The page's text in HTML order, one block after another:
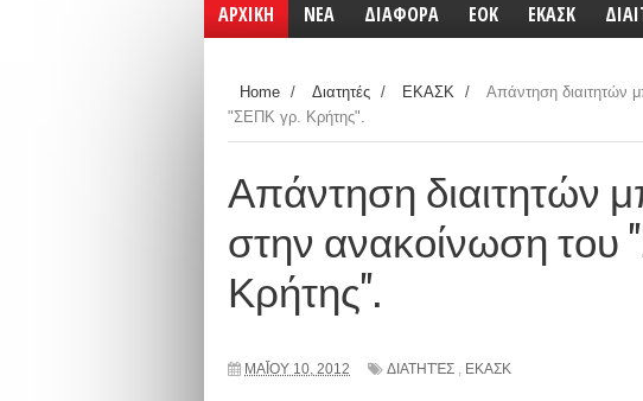
ΑΡΧΙΚΗ ΝΕΑ ΔΙΑΦΟΡΑ ΕΟΚ ΕΚΑΣΚ
Home / Διατητές / ΕΚΑΣΚ /
Απάντηση διαιτητών
"ΣΕΠΚ γρ. Κρήτης".
Απάντηση διαιτητών
στην ανακοίνωση
Κρήτης".
ΜΑΪ́ΟΥ 10, 2012 ΔΙΑΤΗΤΈΣ , ΕΚΑΣΚ